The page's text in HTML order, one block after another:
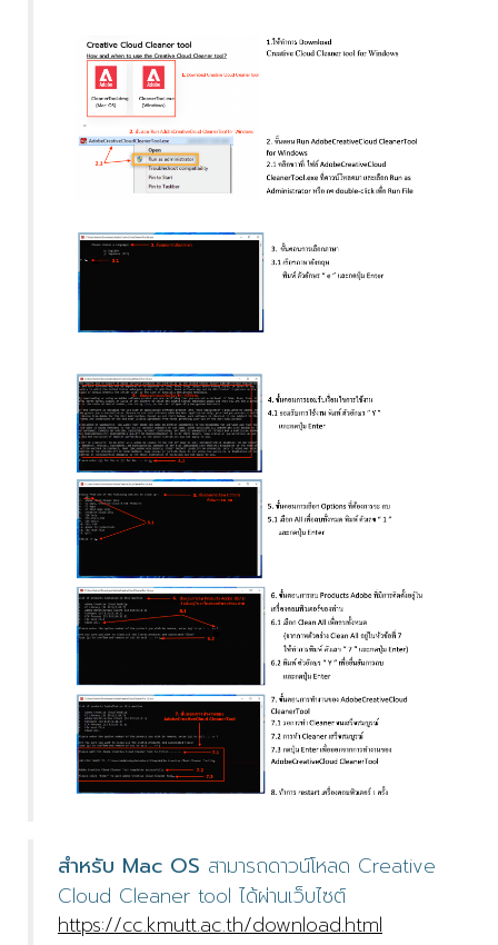
สำหรับ Mac OS สามารถดาวน์โหลด Creative
Cloud Cleaner tool ได้ผ่านเว็บไซต์
https://cc.kmutt.ac.th/download.html